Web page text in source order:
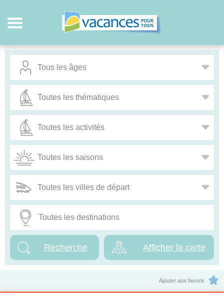
Afficher la carte
Ajouter aux favoris